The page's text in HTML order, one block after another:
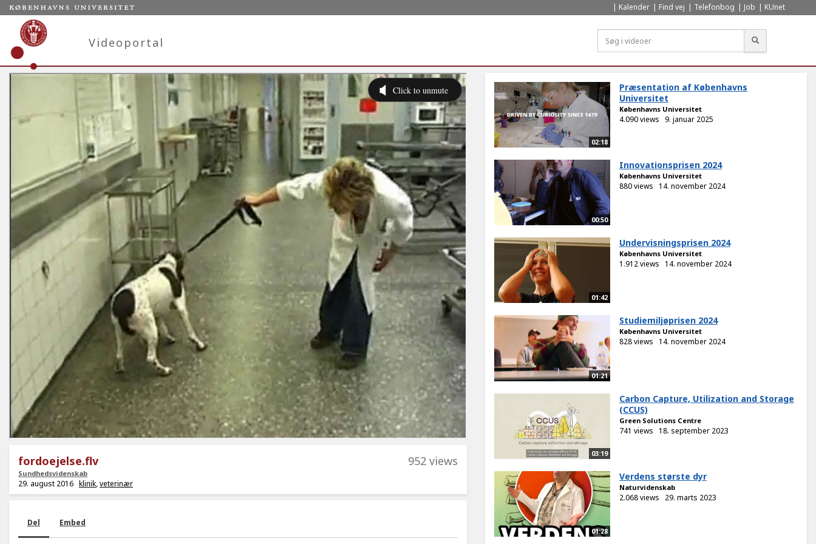
Kalender Find vej Telefonbog Job KUnet
Videoportal
fordoejelse.flv
Sundhedsvidenskab
952 views
29. august 2016 klinik,veterinær
Del Embed
02:18
Præsentation af Københavns
Universitet
Københavns Universitet
4.090 views 9. januar 2025
00:50
Innovationsprisen 2024
Københavns Universitet
880 views 14. november 2024
01:42
Undervisningsprisen 2024
Københavns Universitet
1.912 views 14. november 2024
01:21
Studiemiljøprisen 2024
Københavns Universitet
828 views 14. november 2024
03:19
Carbon Capture, Utilization and Storage
(CCUS)
Green Solutions Centre
741 views 18. september 2023
01:28
Verdens største dyr
Naturvidenskab
2.068 views 29. marts 2023